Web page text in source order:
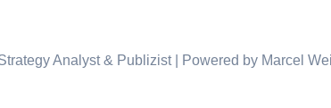
Analyst & Publizist | Powered by Marcel